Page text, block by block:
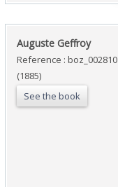
‎Auguste Geffroy‎
Reference : boz_002810
(1885)
See the book